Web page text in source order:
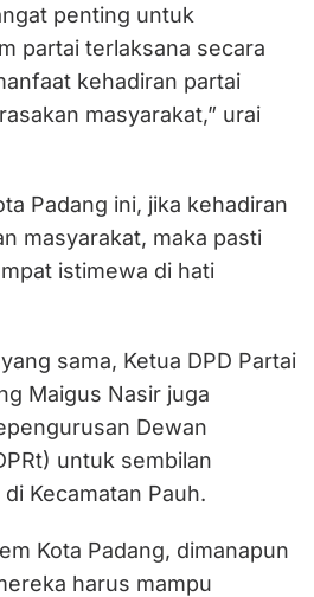
penting untuk
partai terlaksana secara
kehadiran partai
masyarakat,” urai
Padang ini, jika kehadiran
masyarakat, maka pasti
istimewa di hati
sama, Ketua DPD Partai
Maigus Nasir juga
Dewan
untuk sembilan
Kecamatan Pauh.
Kota Padang, dimanapun
harus mampu